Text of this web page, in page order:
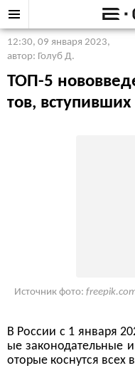
12:30, 09 января 2023,
автор: Голуб Д.
ТОП-5
тов,
Источник фото:
В России с 1 января
ые законодательные
оторые коснутся всех